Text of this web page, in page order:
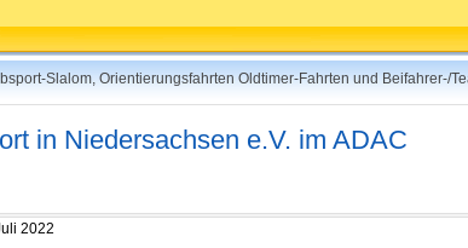
Slalom, Orientierungsfahrten Oldtimer-Fahrten und Beifahrer-/
in Niedersachsen e.V. im ADAC
2022